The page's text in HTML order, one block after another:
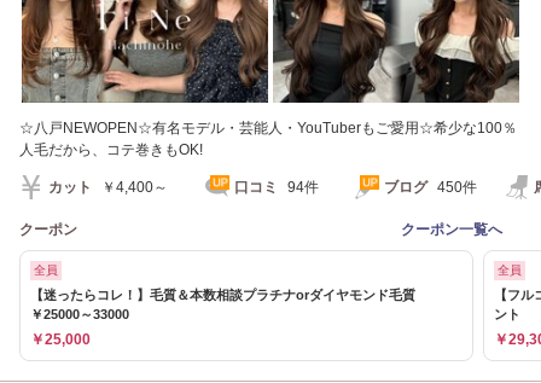
☆八戸NEWOPEN☆有名モデル・芸能人・YouTuberもご愛用☆希少な100％
人毛だから、コテ巻きもOK!
カット ￥4,400～ 口コミ 94件 ブログ 450件
クーポン クーポン一覧へ
全員
【迷ったらコレ！】毛質＆本数相談プラチナorダイヤモンド毛質
￥25000～33000
￥25,000
全員
【フ
ント
￥